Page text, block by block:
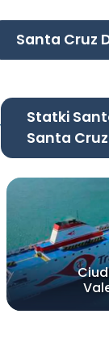
Santa Cruz
Statki
Santa